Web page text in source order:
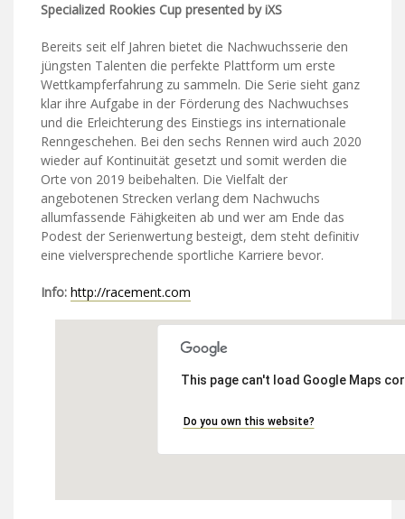
Specialized Rookies Cup presented by iXS
Bereits seit elf Jahren bietet die Nachwuchsserie den
jüngsten Talenten die perfekte Plattform um erste
Wettkampferfahrung zu sammeln. Die Serie sieht ganz
klar ihre Aufgabe in der Förderung des Nachwuchses
und die Erleichterung des Einstiegs ins internationale
Renngeschehen. Bei den sechs Rennen wird auch 2020
wieder auf Kontinuität gesetzt und somit werden die
Orte von 2019 beibehalten. Die Vielfalt der
angebotenen Strecken verlang dem Nachwuchs
allumfassende Fähigkeiten ab und wer am Ende das
Podest der Serienwertung besteigt, dem steht definitiv
eine vielversprechende sportliche Karriere bevor.
Info: http://racement.com
This page can't load Google Maps
Do you own this website?